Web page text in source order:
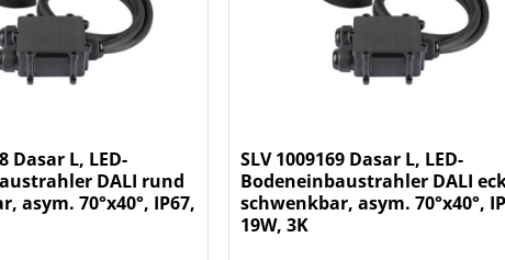
Dasar L, LED-
DALI rund
asym. 70°x40°, IP67,
SLV 1009169 Dasar L, LED-
Bodeneinbaustrahler DALI
schwenkbar, asym. 70°x40°,
19W, 3K